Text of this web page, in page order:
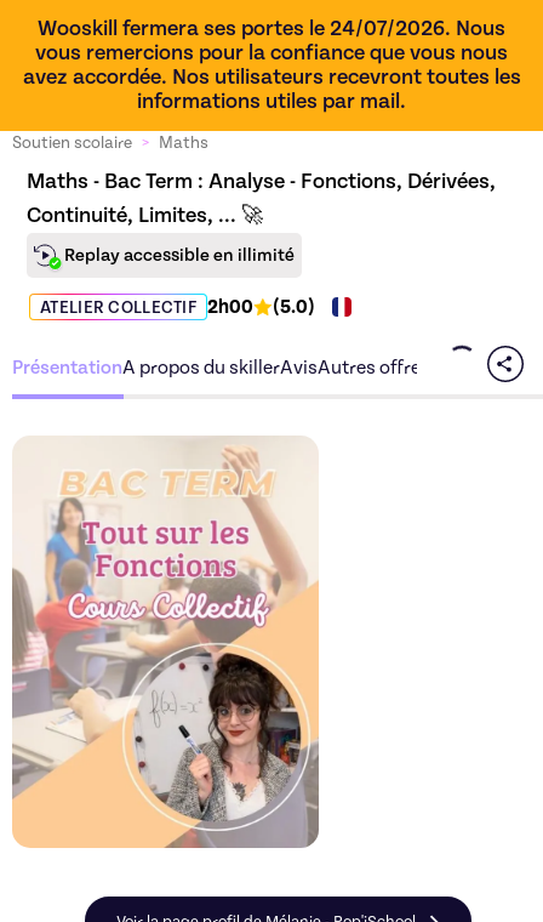
Wooskill fermera ses portes le 24/07/2026. Nous
vous remercions pour la confiance que vous nous
avez accordée. Nos utilisateurs recevront toutes les
informations utiles par mail.
Soutien scolaire > Maths
Maths - Bac Term : Analyse - Fonctions, Dérivées,
Continuité, Limites, ... 🚀
Replay accessible en illimité
ATELIER COLLECTIF 2h00 (5.0)
PrésentationA propos du skillerAvisAutres offres du skiller